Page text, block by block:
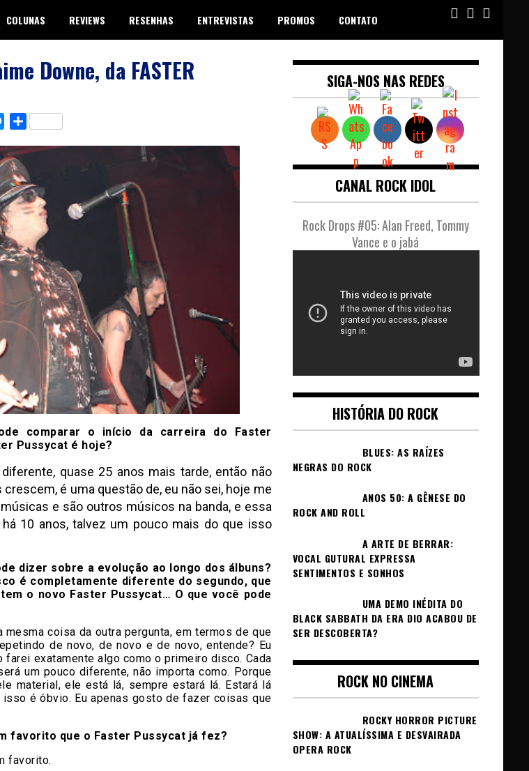
COLUNAS REVIEWS RESENHAS ENTREVISTAS PROMOS CONTATO
Downe, da FASTER
Messenger
Share
comparar o início da carreira do Faster
Pussycat é hoje?
quase 25 anos mais tarde, então não
é uma questão de, eu não sei, hoje me
e são outros músicos na banda, e essa
10 anos, talvez um pouco mais do que isso
dizer sobre a evolução ao longo dos álbuns?
é completamente diferente do segundo, que
o novo Faster Pussycat… O que você pode
mesma coisa da outra pergunta, em termos de que
de novo, de novo e de novo, entende? Eu
farei exatamente algo como o primeiro disco. Cada
um pouco diferente, não importa como. Porque
material, ele está lá, sempre estará lá. Estará lá
isso é óbvio. Eu apenas gosto de fazer coisas que
favorito que o Faster Pussycat já fez?
favorito.
SIGA-NOS NAS REDES
CANAL ROCK IDOL
Rock Drops #05: Alan Freed, Tommy
Vance e o jabá
HISTÓRIA DO ROCK
BLUES: AS RAÍZES
NEGRAS DO ROCK
ANOS 50: A GÊNESE DO
ROCK AND ROLL
A ARTE DE BERRAR:
VOCAL GUTURAL EXPRESSA
SENTIMENTOS E SONHOS
UMA DEMO INÉDITA DO
BLACK SABBATH DA ERA DIO ACABOU DE
SER DESCOBERTA?
ROCK NO CINEMA
ROCKY HORROR PICTURE
SHOW: A ATUALÍSSIMA E DESVAIRADA
OPERA ROCK